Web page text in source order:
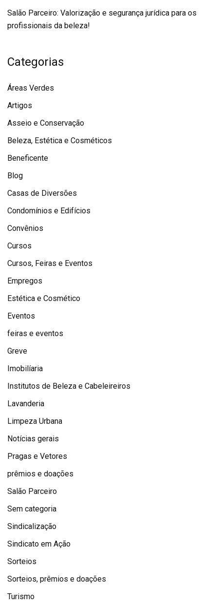
Salão Parceiro: Valorização e segurança jurídica para os
profissionais da beleza!
Categorias
Áreas Verdes
Artigos
Asseio e Conservação
Beleza, Estética e Cosméticos
Beneficente
Blog
Casas de Diversões
Condomínios e Edifícios
Convênios
Cursos
Cursos, Feiras e Eventos
Empregos
Estética e Cosmético
Eventos
feiras e eventos
Greve
Imobilíaria
Institutos de Beleza e Cabeleireiros
Lavanderia
Limpeza Urbana
Notícias gerais
Pragas e Vetores
prêmios e doações
Salão Parceiro
Sem categoria
Sindicalização
Sindicato em Ação
Sorteios
Sorteios, prêmios e doações
Turismo